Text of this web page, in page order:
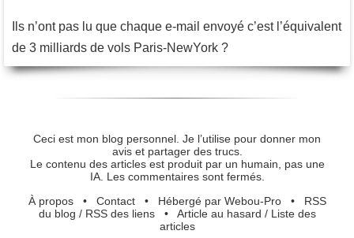
Ils n’ont pas lu que chaque e-mail envoyé c’est l’équivalent
de 3 milliards de vols Paris-NewYork ?
Ceci est mon blog personnel. Je l’utilise pour donner mon
avis et partager des trucs.
Le contenu des articles est produit par un humain, pas une
IA. Les commentaires sont fermés.
À propos• Contact• Hébergé par Webou-Pro• RSS
du blog / RSS des liens• Article au hasard / Liste des
articles